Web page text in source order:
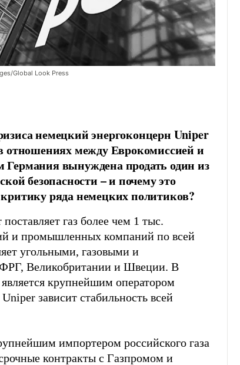
Global Look Press
немецкий энергоконцерн Uniper
отношениях между Еврокомиссией и
вынуждена продать один из
безопасности – и почему это
ряда немецких политиков?
газ более чем 1 тыс.
и промышленных компаний по всей
угольными, газовыми и
ФРГ, Великобритании и Швеции. В
крупнейшим оператором
зависит стабильность всей
импортером российского газа
контракты с Газпромом и